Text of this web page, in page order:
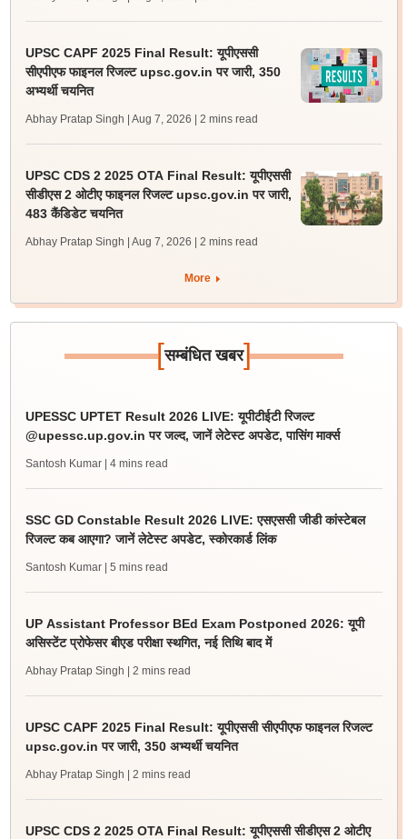
UPSC CAPF 2025 Final Result: यूपीएससी
सीएपीएफ फाइनल रिजल्ट upsc.gov.in पर जारी, 350
अभ्यर्थी चयनित
Abhay Pratap Singh | Aug 7, 2026 | 2 mins read
UPSC CDS 2 2025 OTA Final Result: यूपीएससी
सीडीएस 2 ओटीए फाइनल रिजल्ट upsc.gov.in पर जारी,
483 कैंडिडेट चयनित
Abhay Pratap Singh | Aug 7, 2026 | 2 mins read
More
[सम्बंधित खबर]
UPESSC UPTET Result 2026 LIVE: यूपीटीईटी रिजल्ट
@upessc.up.gov.in पर जल्द, जानें लेटेस्ट अपडेट, पासिंग मार्क्स
Santosh Kumar | 4 mins read
SSC GD Constable Result 2026 LIVE: एसएससी जीडी कांस्टेबल
रिजल्ट कब आएगा? जानें लेटेस्ट अपडेट, स्कोरकार्ड लिंक
Santosh Kumar | 5 mins read
UP Assistant Professor BEd Exam Postponed 2026: यूपी
असिस्टेंट प्रोफेसर बीएड परीक्षा स्थगित, नई तिथि बाद में
Abhay Pratap Singh | 2 mins read
UPSC CAPF 2025 Final Result: यूपीएससी सीएपीएफ फाइनल रिजल्ट
upsc.gov.in पर जारी, 350 अभ्यर्थी चयनित
Abhay Pratap Singh | 2 mins read
UPSC CDS 2 2025 OTA Final Result: यूपीएससी सीडीएस 2 ओटीए